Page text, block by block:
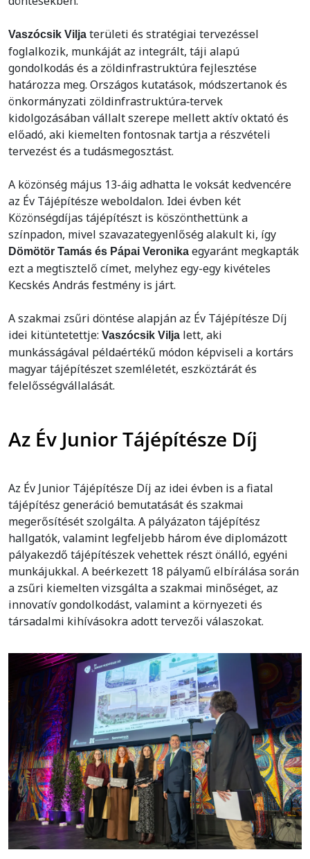
Vaszócsik Vilja területi és stratégiai tervezéssel
foglalkozik, munkáját az integrált, táji alapú
gondolkodás és a zöldinfrastruktúra fejlesztése
határozza meg. Országos kutatások, módszertanok és
önkormányzati zöldinfrastruktúra‑tervek
kidolgozásában vállalt szerepe mellett aktív oktató és
előadó, aki kiemelten fontosnak tartja a részvételi
tervezést és a tudásmegosztást.
A közönség május 13-áig adhatta le voksát kedvencére
az Év Tájépítésze weboldalon. Idei évben két
Közönségdíjas tájépítészt is köszönthettünk a
színpadon, mivel szavazategyenlőség alakult ki, így
Dömötör Tamás és Pápai Veronika egyaránt megkapták
ezt a megtisztelő címet, melyhez egy-egy kivételes
Kecskés András festmény is járt.
A szakmai zsűri döntése alapján az Év Tájépítésze Díj
idei kitüntetettje: Vaszócsik Vilja lett, aki
munkásságával példaértékű módon képviseli a kortárs
magyar tájépítészet szemléletét, eszköztárát és
felelősségvállalását.
Az Év Junior Tájépítésze Díj
Az Év Junior Tájépítésze Díj az idei évben is a fiatal
tájépítész generáció bemutatását és szakmai
megerősítését szolgálta. A pályázaton tájépítész
hallgatók, valamint legfeljebb három éve diplomázott
pályakezdő tájépítészek vehettek részt önálló, egyéni
munkájukkal. A beérkezett 18 pályamű elbírálása során
a zsűri kiemelten vizsgálta a szakmai minőséget, az
innovatív gondolkodást, valamint a környezeti és
társadalmi kihívásokra adott tervezői válaszokat.